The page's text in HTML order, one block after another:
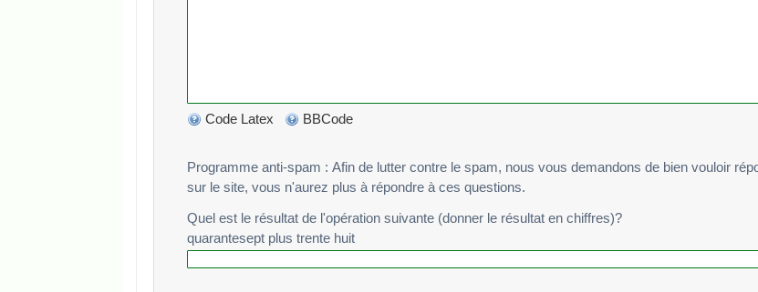
Code Latex BBCode
Programme anti-spam : Afin de lutter contre le spam, nous vous demandons de bien vouloir répondre à la
sur le site, vous n'aurez plus à répondre à ces questions.
Quel est le résultat de l'opération suivante (donner le résultat en chiffres)?
quarantesept plus trente huit